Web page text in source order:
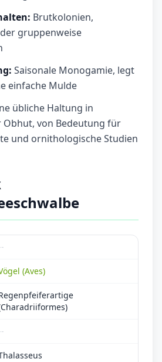
Brutkolonien,
gruppenweise
Saisonale Monogamie, legt
einfache Mulde
übliche Haltung in
Obhut, von Bedeutung für
und ornithologische Studien
(Aves)